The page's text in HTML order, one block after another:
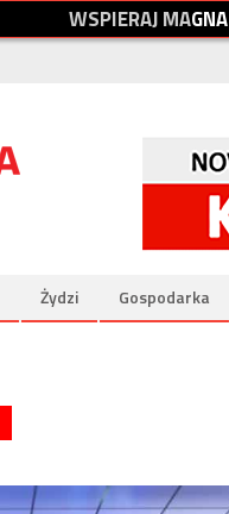
WSPIERAJMAGNA
Żydzi Gospodarka